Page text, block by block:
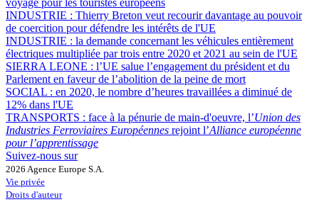
voyage pour les touristes européens
INDUSTRIE : Thierry Breton veut recourir davantage au pouvoir
de coercition pour défendre les intérêts de l'UE
INDUSTRIE : la demande concernant les véhicules entièrement
électriques multipliée par trois entre 2020 et 2021 au sein de l'UE
SIERRA LEONE : l’UE salue l’engagement du président et du
Parlement en faveur de l’abolition de la peine de mort
SOCIAL : en 2020, le nombre d’heures travaillées a diminué de
12% dans l'UE
TRANSPORTS : face à la pénurie de main-d'oeuvre, l’Union des
Industries Ferroviaires Européennes rejoint l’Alliance européenne
pour l’apprentissage
Suivez-nous sur
2026 Agence Europe S.A.
Vie privée
Droits d'auteur